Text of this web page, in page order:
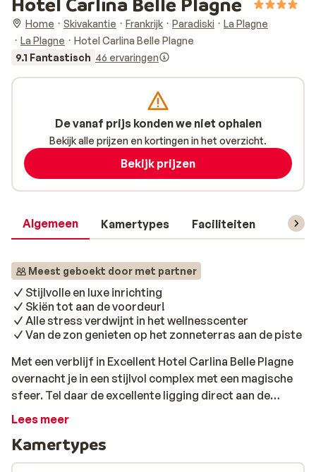
Home Skivakantie Frankrijk Paradiski
La Plagne
La Plagne
Hotel Carlina Belle Plagne
9.1 Fantastisch 46 ervaringen
Algemeen Kamertypes Faciliteiten
Meest geboekt door met partner
Stijlvolle en luxe inrichting
Skiën tot aan de voordeur!
Alle stress verdwijnt in het wellnesscenter
Van de zon genieten op het zonneterras aan de piste
Met een verblijf in Excellent Hotel Carlina Belle Plagne
overnacht je in een stijlvol complex met een magische
sfeer. Tel daar de excellente ligging direct aan de
blauwe piste Belle Plagne bij op, en je bent verzekerd
je zo op pad vanuit het hotel en na een dag op de piste
ski je ook zo weer terug. Vanaf het grote zonneterras
Lees meer
Kamertypes
De vanaf prijs konden we niet ophalen
Bekijk alle prijzen en kortingen in het overzicht.
Bekijk prijzen